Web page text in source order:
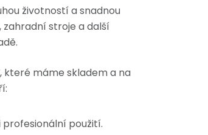
životností a snadnou
stroje a další
, které máme skladem a na
použití.